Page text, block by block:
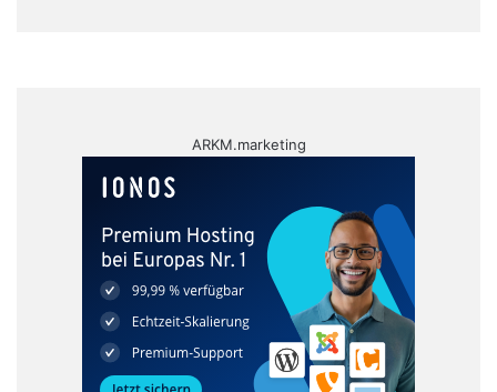
ARKM.marketing